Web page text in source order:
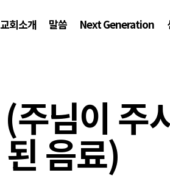
교회소개 말씀 Next Generation
님이 주
된 음료)